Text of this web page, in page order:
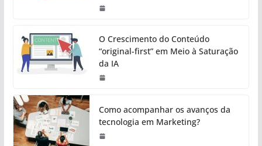
O Crescimento do Conteúdo
“original-first” em Meio à Saturação
da IA
Como acompanhar os avanços da
tecnologia em Marketing?